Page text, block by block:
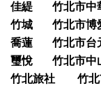
佳緹 竹北市中華
竹城 竹北市博
喬蓮 竹北市台
璽悅 竹北市中山
竹北旅社 竹北